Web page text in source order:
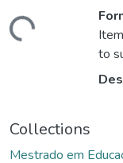
to
Collections
Mestrado em